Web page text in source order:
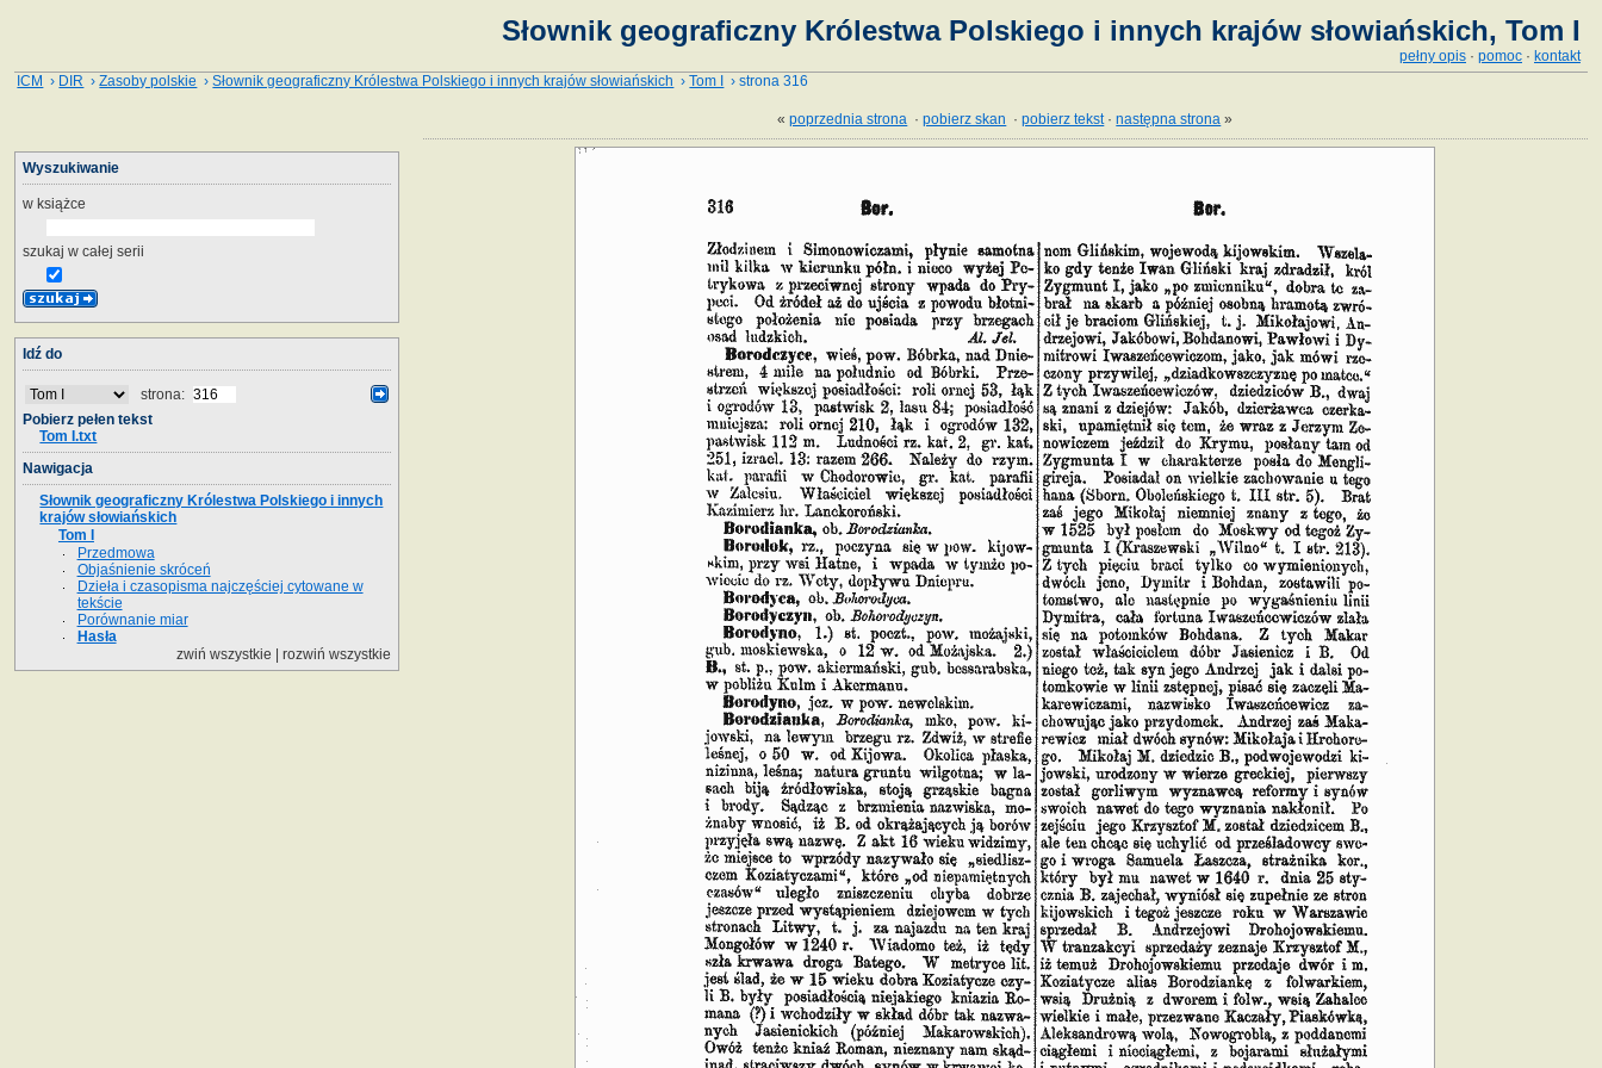
Słownik geograficzny Królestwa Polskiego i innych krajów słowiańskich, Tom I
pełny opis · pomoc · kontakt
ICM › DIR ›Zasoby polskie ›Słownik geograficzny Królestwa Polskiego i innych krajów słowiańskich ›Tom I › strona 316
«poprzednia strona ·pobierz skan ·pobierz tekst·następna strona »
Wyszukiwanie
w książce
szukaj w całej serii
Idź do
strona:
Pobierz pełen tekst
Tom I.txt
Nawigacja
Słownik geograficzny Królestwa Polskiego i innych
krajów słowiańskich
Tom I
Przedmowa
Objaśnienie skróceń
Dzieła i czasopisma najczęściej cytowane w
tekście
Porównanie miar
Hasła
zwiń wszystkie |rozwiń wszystkie